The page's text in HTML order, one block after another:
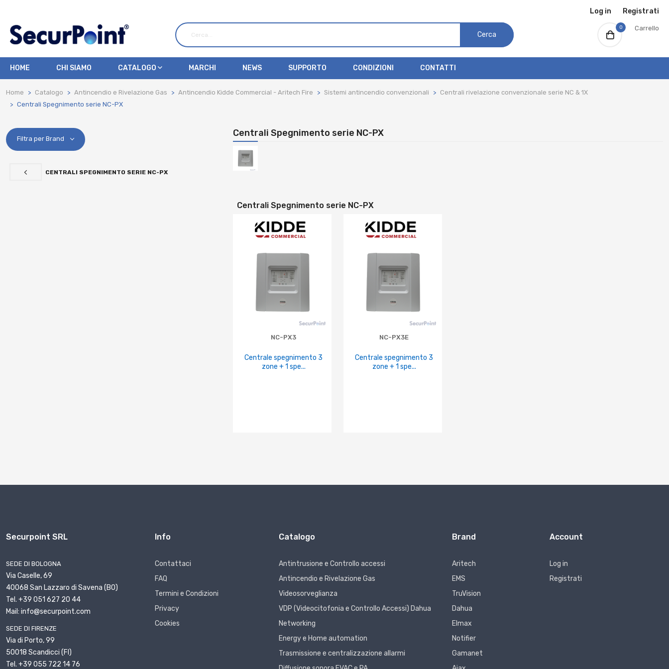
Log in Registrati
Cerca
0 Carrello
HOME CHI SIAMO CATALOGO MARCHI NEWS SUPPORTO CONDIZIONI CONTATTI
Home Catalogo Antincendio e Rivelazione Gas Antincendio Kidde Commercial - Aritech Fire Sistemi antincendio convenzionali
Centrali rivelazione convenzionale serie NC & 1X
Centrali Spegnimento serie NC-PX
Filtra per Brand
CENTRALI SPEGNIMENTO SERIE NC-PX
Centrali Spegnimento serie NC-PX
Centrali Spegnimento serie NC-PX
NC-PX3
Centrale spegnimento 3
zone + 1 spe...
NC-PX3E
Centrale spegnimento 3
zone + 1 spe...
Securpoint SRL
SEDE DI BOLOGNA
Via Caselle, 69
40068 San Lazzaro di Savena (BO)
Tel. +39 051 627 20 44
Mail: info@securpoint.com
SEDE DI FIRENZE
Via di Porto, 99
50018 Scandicci (FI)
Tel. +39 055 722 14 76
Info
Contattaci
FAQ
Termini e Condizioni
Privacy
Cookies
Catalogo
Antintrusione e Controllo accessi
Antincendio e Rivelazione Gas
Videosorveglianza
VDP (Videocitofonia e Controllo Accessi) Dahua
Networking
Energy e Home automation
Trasmissione e centralizzazione allarmi
Brand
Aritech
EMS
TruVision
Dahua
Elmax
Notifier
Gamanet
Account
Log in
Registrati